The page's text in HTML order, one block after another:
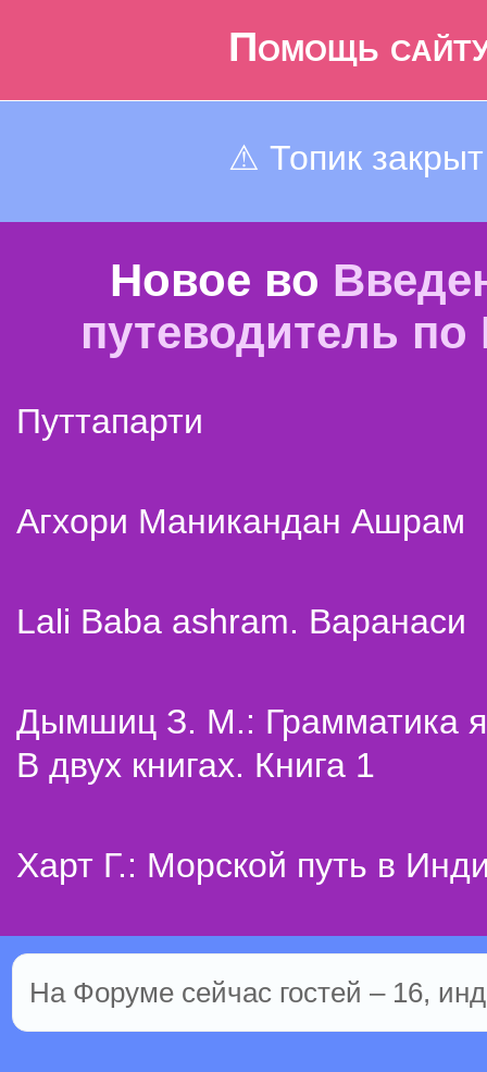
Помощь
⚠ Топик закрыт
Новое во
путеводитель
Путтапарти
Агхори Маникандан Ашрам
Lali Baba ashram. Варанаси
Дымшиц З. М.: Грамматика
В двух книгах. Книга 1
Харт Г.: Морской путь в
На Форуме сейчас гостей – 16,